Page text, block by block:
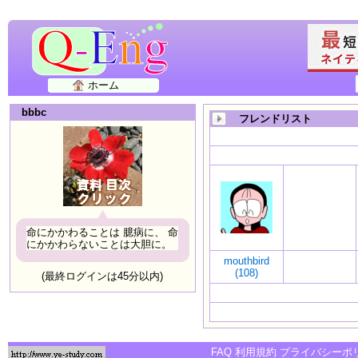
ホーム
bbbc
命にかかわることは 臆病に、 命
にかかわらないことは大胆に。
(最終ログインは45分以内)
フレンドリスト
mouthbird
(108)
FAQ 利用規約 プライバシーポ